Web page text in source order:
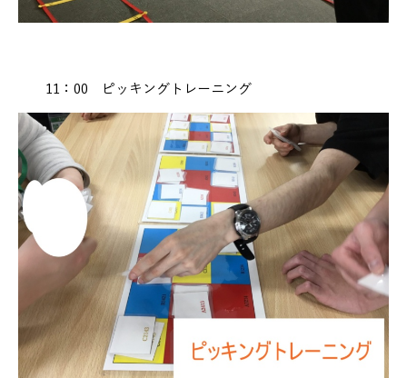
11：00 ピッキングトレーニング